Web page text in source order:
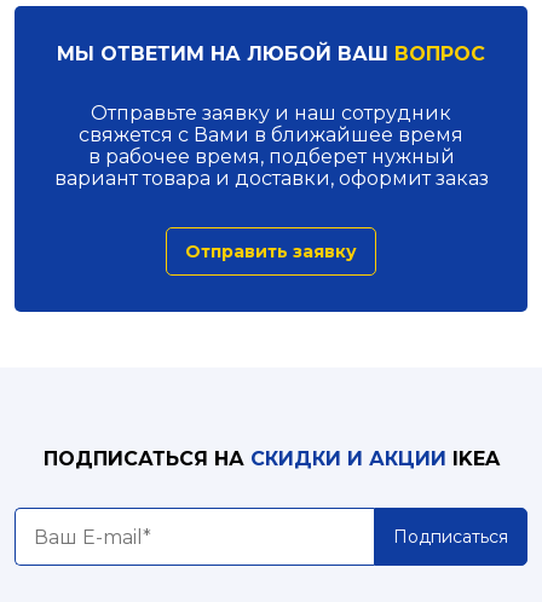
МЫ ОТВЕТИМ НА ЛЮБОЙ ВАШ ВОПРОС
Отправьте заявку и наш сотрудник
свяжется с Вами в ближайшее время
в рабочее время, подберет нужный
вариант товара и доставки, оформит заказ
Отправить заявку
ПОДПИСАТЬСЯ НА СКИДКИ И АКЦИИ IKEA
Подписаться